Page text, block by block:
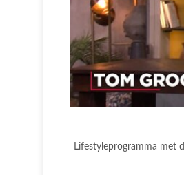
Lifestyleprogramma met